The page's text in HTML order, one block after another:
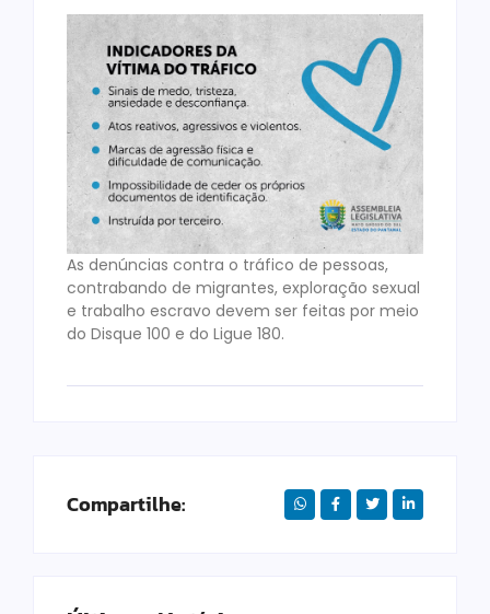
As denúncias contra o tráfico de pessoas,
contrabando de migrantes, exploração sexual
e trabalho escravo devem ser feitas por meio
do Disque 100 e do Ligue 180.
Compartilhe: